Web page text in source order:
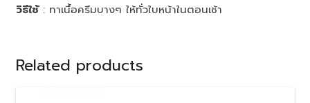
วิธีใช้: ทาเนื้อครีมบางๆ ให้ทั่วใบหน้าในตอนเช้า
Related products